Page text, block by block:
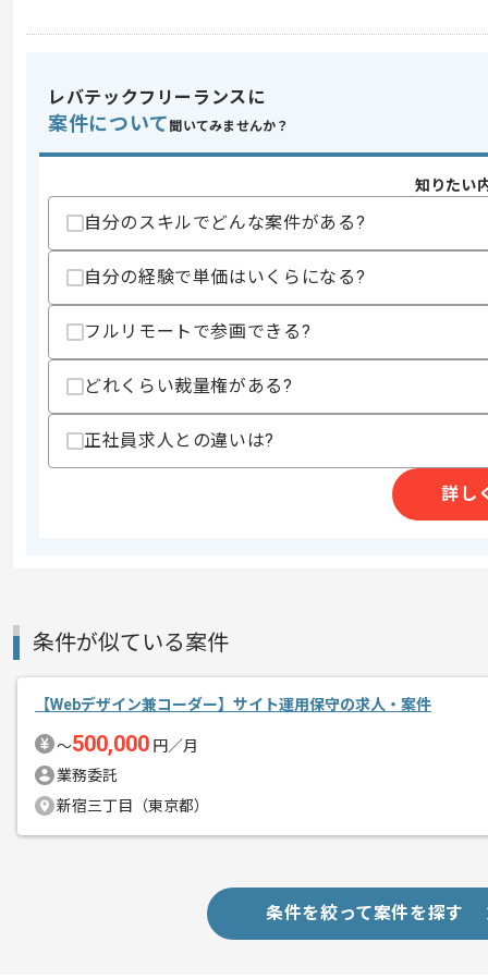
Webサーバー
統合開発環境
この案件のポイント
業務内容
新規開発 , 追加開発 ,
担当領域/システ
ム
スマートフォンアプリ
スキル
求めるスキル
・SCSS（SASSでも可） の業務経験
・BEM, OOCSS等のCSS設計を使った
・Macのterminalを使った操作に抵抗の
精算・お支払い
精算条件
有
募集人数
1人
作業開始日
2018/10/01
レバテックフリーランスに
案件について 聞いてみませんか？
知りたい
自分のスキルでどんな案件がある?
自分の経験で単価はいくらになる?
フルリモートで参画できる?
どれくらい裁量権がある?
正社員求人との違いは?
詳し
条件が似ている案件
【Webデザイン兼コーダー】サイト運用保守の求人・案件
〜500,000 円／月
業務委託
新宿三丁目（東京都）
条件を絞って案件を探す